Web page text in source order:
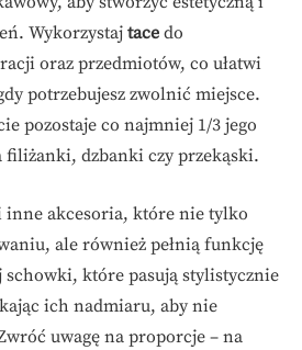
Wykorzystaj tace do
oraz przedmiotów, co ułatwi
potrzebujesz zwolnić miejsce.
pozostaje co najmniej 1/3 jego
dzbanki czy przekąski.
akcesoria, które nie tylko
ale również pełnią funkcję
które pasują stylistycznie
ich nadmiaru, aby nie
uwagę na proporcje – na